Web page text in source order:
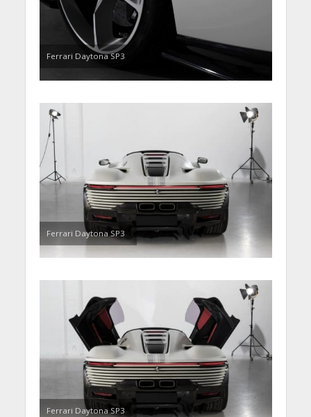
Ferrari Daytona SP3
Ferrari Daytona SP3
Ferrari Daytona SP3